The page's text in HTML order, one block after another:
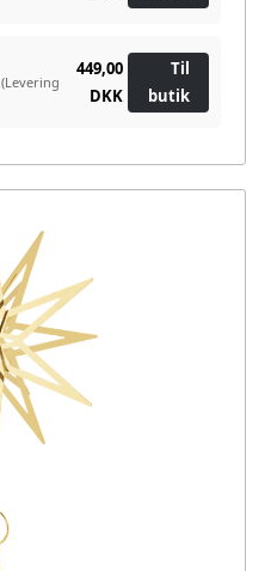
(Levering
449,00
DKK
Til
butik